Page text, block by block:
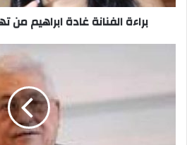
براءة الفنانة غادة ابراهيم
الحداد